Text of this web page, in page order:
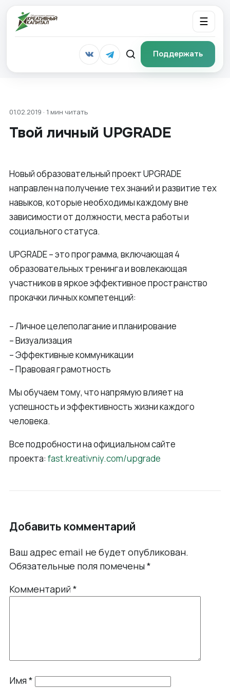
☰
Поддержать
01.02.2019 · 1 мин читать
Твой личный UPGRADE
Новый образовательный проект UPGRADE
направлен на получение тех знаний и развитие тех
навыков, которые необходимы каждому вне
зависимости от должности, места работы и
социального статуса.
UPGRADE – это программа, включающая 4
образовательных тренинга и вовлекающая
участников в яркое эффективное пространство
прокачки личных компетенций:
– Личное целеполагание и планирование
– Визуализация
– Эффективные коммуникации
– Правовая грамотность
Мы обучаем тому, что напрямую влияет на
успешность и эффективность жизни каждого
человека.
Все подробности на официальном сайте
проекта: fast.kreativniy.com/upgrade
Добавить комментарий
Ваш адрес email не будет опубликован.
Обязательные поля помечены*
Комментарий*
Имя*